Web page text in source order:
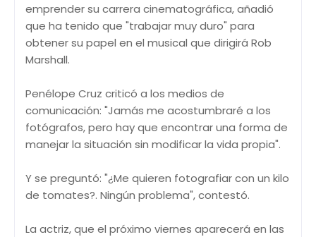
emprender su carrera cinematográfica, añadió
que ha tenido que "trabajar muy duro" para
obtener su papel en el musical que dirigirá Rob
Marshall.
Penélope Cruz criticó a los medios de
comunicación: "Jamás me acostumbraré a los
fotógrafos, pero hay que encontrar una forma de
manejar la situación sin modificar la vida propia".
Y se preguntó: "¿Me quieren fotografiar con un kilo
de tomates?. Ningún problema", contestó.
La actriz, que el próximo viernes aparecerá en las